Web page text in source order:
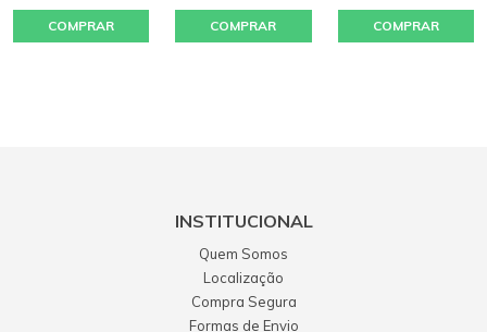
COMPRAR COMPRAR COMPRAR
INSTITUCIONAL
Quem Somos
Localização
Compra Segura
Formas de Envio